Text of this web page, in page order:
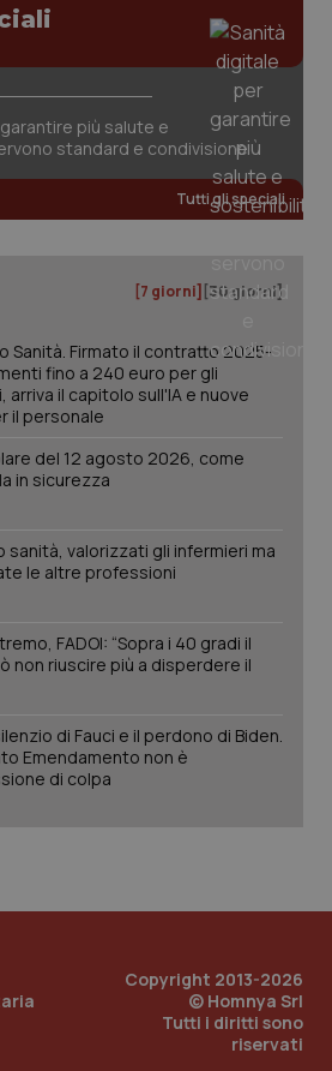
più salute e
standard e condivisione
Tutti gli speciali
[7 giorni] [30 giorni]
Sanità. Firmato il contratto 2025-
fino a 240 euro per gli
arriva il capitolo sull'IA e nuove
il personale
del 12 agosto 2026, come
in sicurezza
sanità, valorizzati gli infermieri ma
le altre professioni
FADOI: “Sopra i 40 gradi il
non riuscire più a disperdere il
di Fauci e il perdono di Biden.
Emendamento non è
di colpa
Copyright 2013-2026
© Homnya Srl
Tutti i diritti sono
riservati
www.quotidianosanita.it
2
www.quotidianosanita.it
.quotidianosanita.it